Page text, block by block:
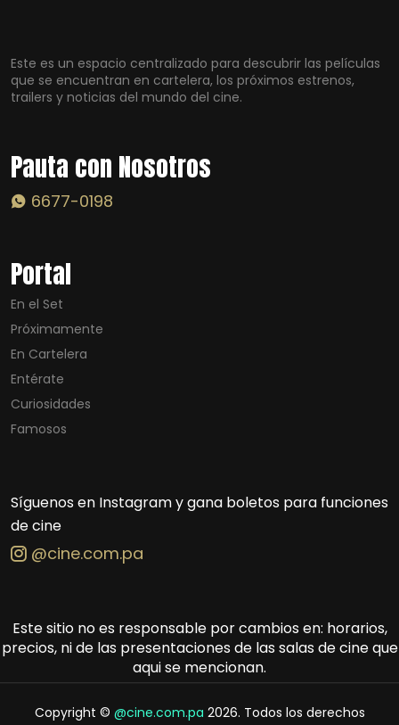
Este es un espacio centralizado para descubrir las películas
que se encuentran en cartelera, los próximos estrenos,
trailers y noticias del mundo del cine.
Pauta con Nosotros
6677-0198
Portal
En el Set
Próximamente
En Cartelera
Entérate
Curiosidades
Famosos
Síguenos en Instagram y gana boletos para funciones
de cine
@cine.com.pa
Este sitio no es responsable por cambios en: horarios,
precios, ni de las presentaciones de las salas de cine que
aqui se mencionan.
Copyright © @cine.com.pa 2026. Todos los derechos